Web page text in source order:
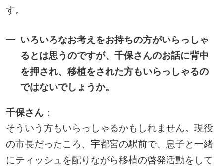
す。
いろいろなお考えをお持ちの方がいらっしゃ
るとは思うのですが、千保さんのお話に背中
を押され、移植をされた方もいらっしゃるの
ではないでしょうか。
千保さん：
そういう方もいらっしゃるかもしれません。現役
の市長だったころ、宇都宮の駅前で、息子と一緒
にティッシュを配りながら移植の啓発活動をして